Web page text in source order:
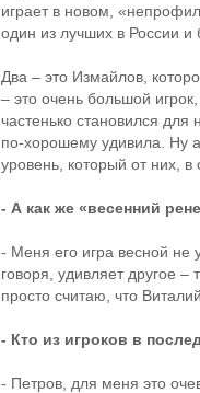
играет в новом,
один из лучших в России и
Два – это Измайлов,
– это очень большой
частенько становился
по-хорошему удивила. Ну
уровень, который от них,
- А как же «весенний
- Меня его игра весной не
говоря, удивляет другое
просто считаю, что
- Кто из игроков в
- Петров, для меня это